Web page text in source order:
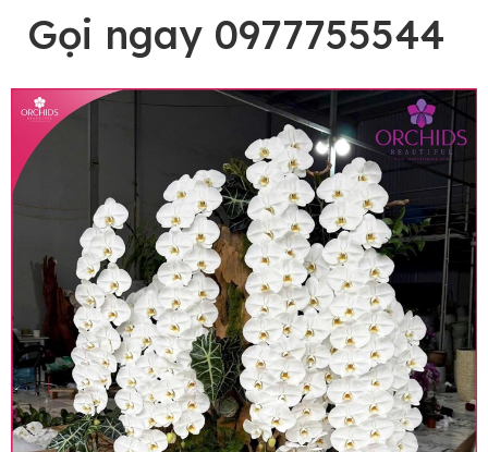
Lưu ý trước khi đặt hàng
• Về cây hoa: Một chậu hoa lan hồ điệp đẹp và
hoàn chỉnh sẽ được phối ghép từ nhiều cây hoa
và tạo dáng hoàn toàn thủ công nên có thể sẽ
khác nhau đôi chút giữa sản phẩm thực tế và
Gọi ngay 0977755544